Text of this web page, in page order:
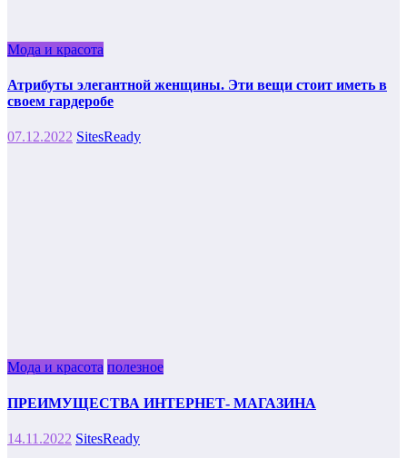
Мода и красота
Атрибуты элегантной женщины. Эти вещи стоит иметь в
своем гардеробе
07.12.2022 SitesReady
Мода и красота полезное
ПРЕИМУЩЕСТВА ИНТЕРНЕТ- МАГАЗИНА
14.11.2022 SitesReady